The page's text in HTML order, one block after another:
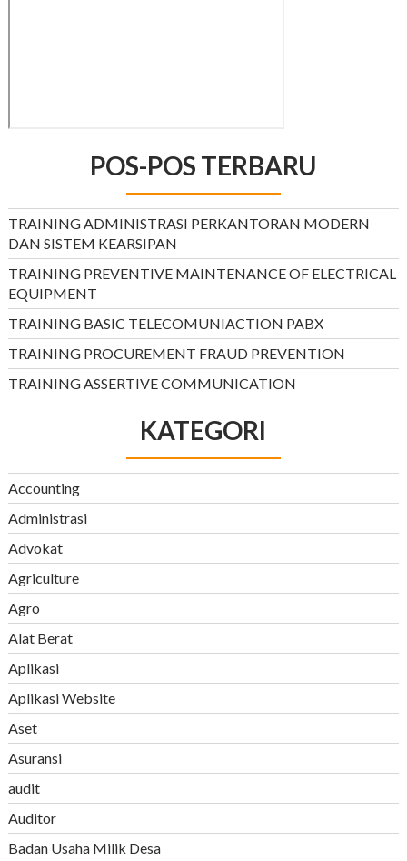
POS-POS TERBARU
TRAINING ADMINISTRASI PERKANTORAN MODERN
DAN SISTEM KEARSIPAN
TRAINING PREVENTIVE MAINTENANCE OF ELECTRICAL
EQUIPMENT
TRAINING BASIC TELECOMUNIACTION PABX
TRAINING PROCUREMENT FRAUD PREVENTION
TRAINING ASSERTIVE COMMUNICATION
KATEGORI
Accounting
Administrasi
Advokat
Agriculture
Agro
Alat Berat
Aplikasi
Aplikasi Website
Aset
Asuransi
audit
Auditor
Badan Usaha Milik Desa